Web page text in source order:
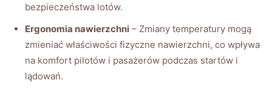
bezpieczeństwa lotów.
Ergonomia nawierzchni – Zmiany ‌temperatury mogą
⁢zmieniać właściwości fizyczne‍ nawierzchni, co wpływa
na komfort pilotów i pasażerów podczas⁣ startów⁣ i
lądowań.